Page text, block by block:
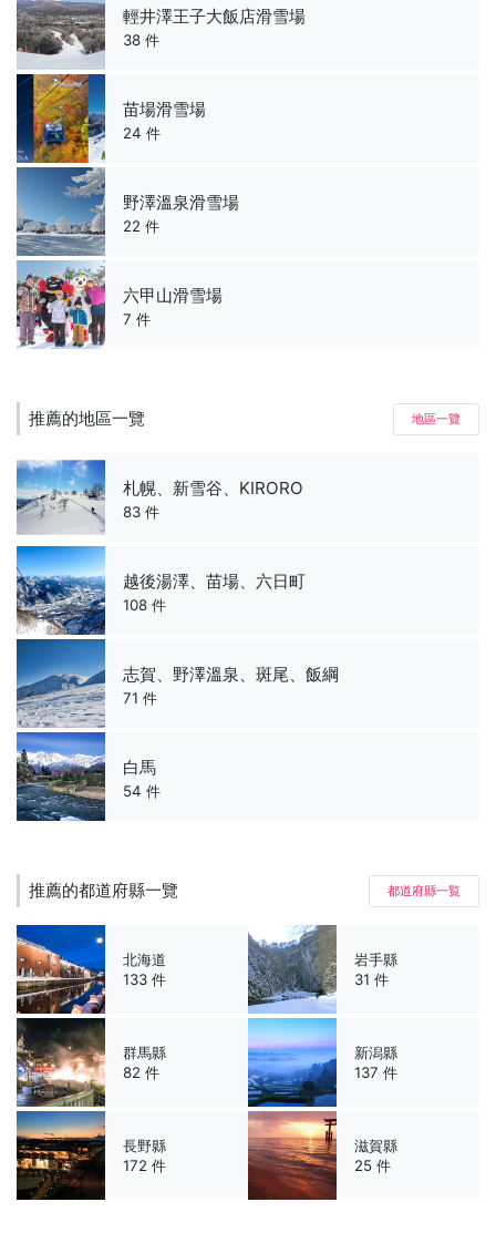
輕井澤王子大飯店滑雪場
38 件
苗場滑雪場
24 件
野澤溫泉滑雪場
22 件
六甲山滑雪場
7 件
推薦的地區一覽 地區一覽
札幌、新雪谷、KIRORO
83 件
越後湯澤、苗場、六日町
108 件
志賀、野澤溫泉、斑尾、飯綱
71 件
白馬
54 件
推薦的都道府縣一覽 都道府縣一覧
北海道
133 件
岩手縣
31 件
群馬縣
82 件
新潟縣
137 件
長野縣
172 件
滋賀縣
25 件